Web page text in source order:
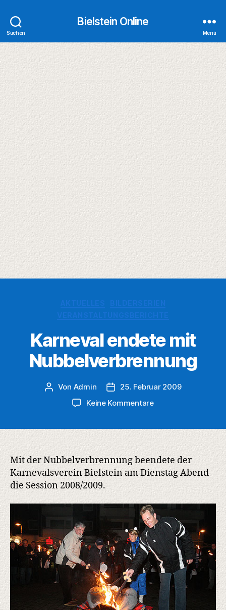
Suchen
Bielstein Online
Menü
Karneval endete mit
Nubbelverbrennung
Beitragsautor
Von Admin Veröffentlichungsdatum
25. Februar 2009
Keine Kommentarezu
Nubbelverbrennung
Mit der Nubbelverbrennung beendete der
Karnevalsverein Bielstein am Dienstag Abend
die Session 2008/2009.